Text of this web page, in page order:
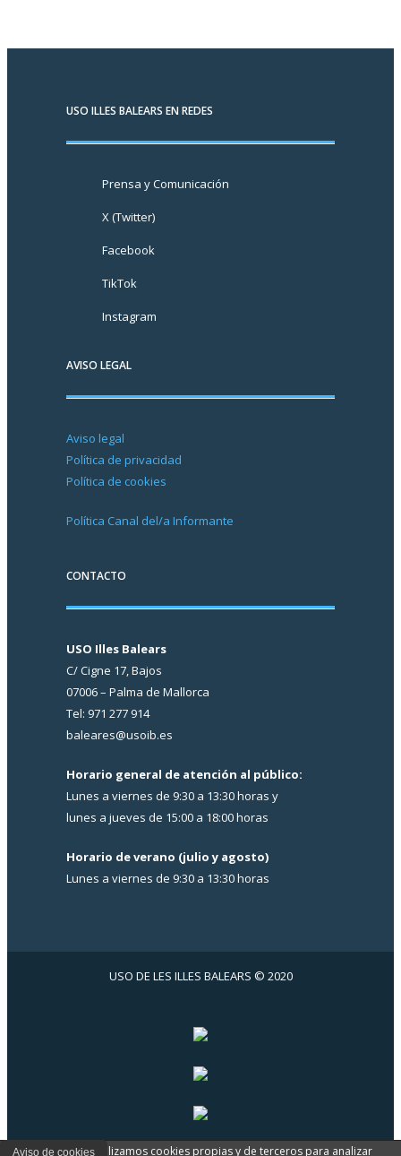
USO ILLES BALEARS EN REDES
Prensa y Comunicación
X (Twitter)
Facebook
TikTok
Instagram
AVISO LEGAL
Aviso legal
Política de privacidad
Política de cookies
Política Canal del/a Informante
CONTACTO
USO Illes Balears
C/ Cigne 17, Bajos
07006 – Palma de Mallorca
Tel: 971 277 914
baleares@usoib.es
Horario general de atención al público:
Lunes a viernes de 9:30 a 13:30 horas y
lunes a jueves de 15:00 a 18:00 horas
Horario de verano (julio y agosto)
Lunes a viernes de 9:30 a 13:30 horas
USO DE LES ILLES BALEARS © 2020
En www.usoib.es utilizamos cookies propias y de terceros para analizar
Aviso de cookies